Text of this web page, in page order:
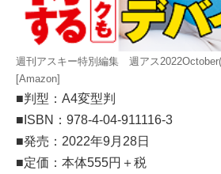
週刊アスキー特別編集 週アス
[Amazon]
■判型：A4変型判
■ISBN：978-4-04-911116-3
■発売：2022年9月28日
■定価：本体555円＋税